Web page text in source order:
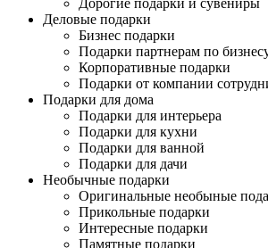
Дорогие подарки и сувениры
Деловые подарки
Бизнес подарки
Подарки партнерам по
Корпоративные подарки
Подарки от компании
Подарки для дома
Подарки для интерьера
Подарки для кухни
Подарки для ванной
Подарки для дачи
Необычные подарки
Оригинальные необыные
Прикольные подарки
Интересные подарки
Памятные подарки